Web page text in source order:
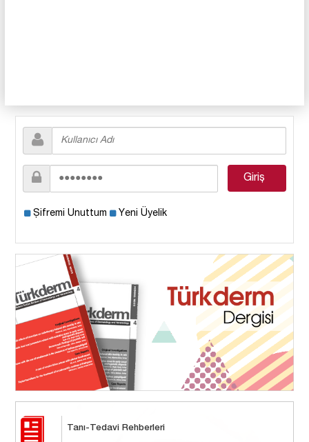
Şifremi Unuttum Yeni Üyelik
Tanı-Tedavi Rehberleri